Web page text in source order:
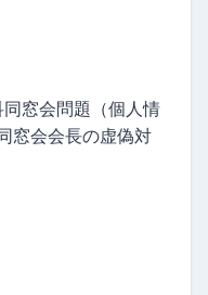
同窓会問題（個人情
窓会会長の虚偽対